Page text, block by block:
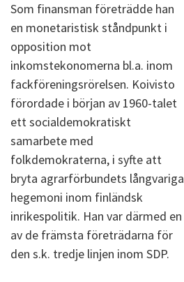
Som finansman företrädde han
en monetaristisk ståndpunkt i
opposition mot
inkomstekonomerna bl.a. inom
fackföreningsrörelsen. Koivisto
förordade i början av 1960-talet
ett socialdemokratiskt
samarbete med
folkdemokraterna, i syfte att
bryta agrarförbundets långvariga
hegemoni inom finländsk
inrikespolitik. Han var därmed en
av de främsta företrädarna för
den s.k. tredje linjen inom SDP.